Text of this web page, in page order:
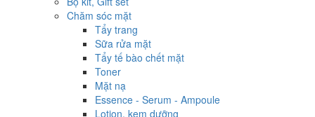
Chăm sóc mặt
Tẩy trang
Sữa rửa mặt
Tẩy tế bào chết mặt
Toner
Mặt nạ
Essence - Serum - Ampoule
Lotion, kem dưỡng